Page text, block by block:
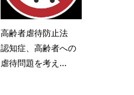
高齢者虐待防止法
認知症、高齢者への
虐待問題を考え...